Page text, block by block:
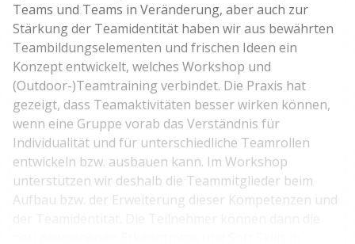
Teams und Teams in Veränderung, aber auch zur
Stärkung der Teamidentität haben wir aus bewährten
Teambildungselementen und frischen Ideen ein
Konzept entwickelt, welches Workshop und
(Outdoor-)Teamtraining verbindet. Die Praxis hat
gezeigt, dass Teamaktivitäten besser wirken können,
wenn eine Gruppe vorab das Verständnis für
Individualität und für unterschiedliche Teamrollen
entwickeln bzw. ausbauen kann. Im Workshop
unterstützen wir deshalb die Teammitglieder beim
Aufbau bzw. der Erweiterung dieser Kompetenzen und